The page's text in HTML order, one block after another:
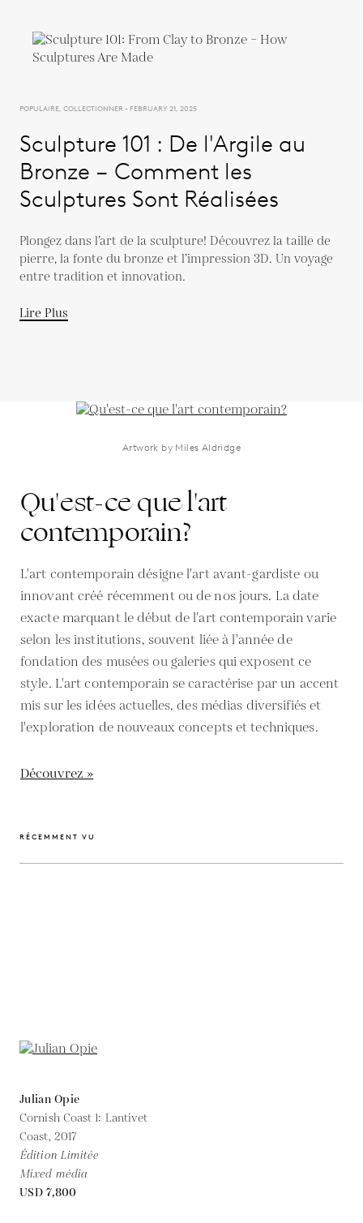
POPULAIRE, COLLECTIONNER - FEBRUARY 21, 2025
Sculpture 101 : De l'Argile au
Bronze – Comment les
Sculptures Sont Réalisées
Plongez dans l’art de la sculpture! Découvrez la taille de
pierre, la fonte du bronze et l’impression 3D. Un voyage
entre tradition et innovation.
Lire Plus
Artwork by Miles Aldridge
Qu'est-ce que l'art
contemporain?
L'art contemporain désigne l'art avant-gardiste ou
innovant créé récemment ou de nos jours. La date
exacte marquant le début de l'art contemporain varie
selon les institutions, souvent liée à l'année de
fondation des musées ou galeries qui exposent ce
style. L'art contemporain se caractérise par un accent
mis sur les idées actuelles, des médias diversifiés et
l'exploration de nouveaux concepts et techniques.
Découvrez »
RÉCEMMENT VU
Julian Opie
Cornish Coast 1: Lantivet
Coast, 2017
Édition Limitée
Mixed média
USD 7,800